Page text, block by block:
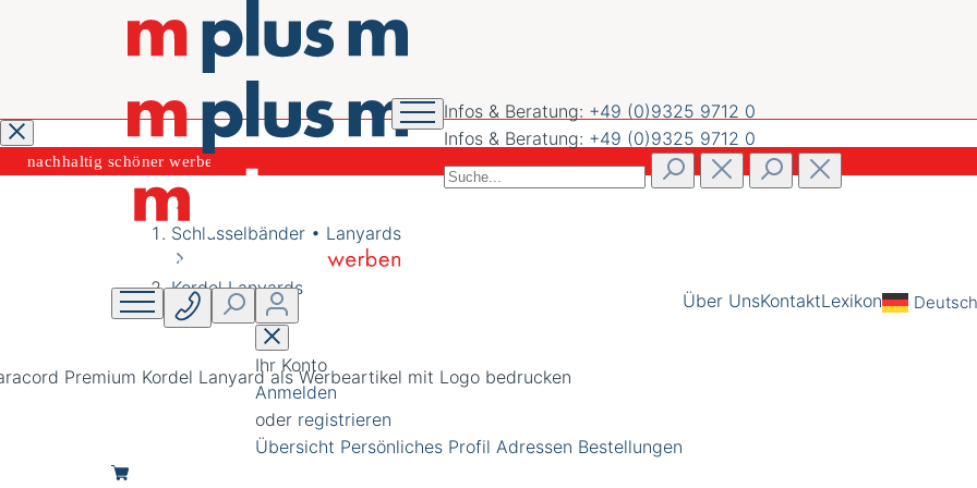
Infos & Beratung: +49 (0)9325 9712 0
Infos & Beratung: +49 (0)9325 9712 0
Ihr Konto
Anmelden
oder registrieren
Übersicht Persönliches Profil Adressen Bestellungen
Über UnsKontaktLexikon Deutsch
nachhaltig schöner werben
Schlüsselbänder • Lanyards
Kordel Lanyards